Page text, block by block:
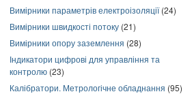
Вимірники параметрів електроізоляції(24)
Вимірники швидкості потоку (21)
Вимірники опору заземлення (28)
Індикатори цифрові для управління та
контролю (23)
Калібратори. Метрологічне обладнання (95)